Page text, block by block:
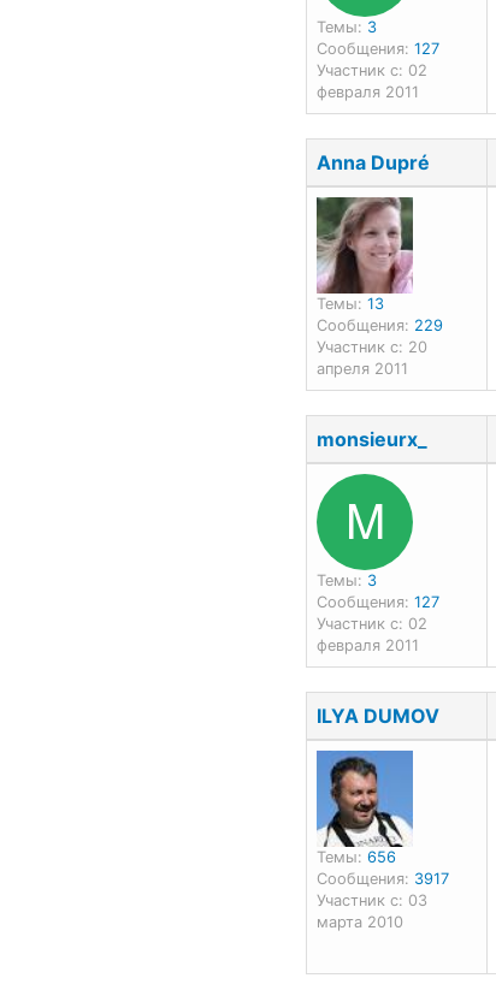
Темы: 3
Сообщения: 127
Участник с: 02
февраля 2011
Anna Dupré
Темы: 13
Сообщения: 229
Участник с: 20
апреля 2011
monsieurx_
M
Темы: 3
Сообщения: 127
Участник с: 02
февраля 2011
ILYA DUMOV
Темы: 656
Сообщения: 3917
Участник с: 03
марта 2010